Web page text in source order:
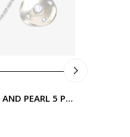
Crocs JIBBITZ/SILVER AND PEARL 5 PACK